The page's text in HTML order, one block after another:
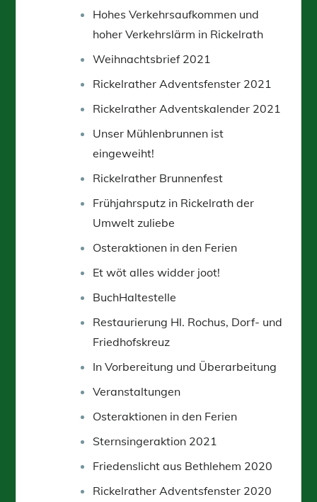
Hohes Verkehrsaufkommen und
hoher Verkehrslärm in Rickelrath
Weihnachtsbrief 2021
Rickelrather Adventsfenster 2021
Rickelrather Adventskalender 2021
Unser Mühlenbrunnen ist
eingeweiht!
Rickelrather Brunnenfest
Frühjahrsputz in Rickelrath der
Umwelt zuliebe
Osteraktionen in den Ferien
Et wöt alles widder joot!
BuchHaltestelle
Restaurierung Hl. Rochus, Dorf- und
Friedhofskreuz
In Vorbereitung und Überarbeitung
Veranstaltungen
Osteraktionen in den Ferien
Sternsingeraktion 2021
Friedenslicht aus Bethlehem 2020
Rickelrather Adventsfenster 2020